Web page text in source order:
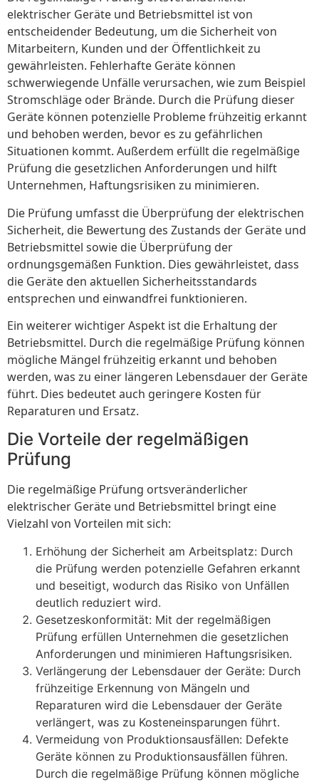
elektrischer Geräte und Betriebsmittel ist von
entscheidender Bedeutung, um die Sicherheit von
Mitarbeitern, Kunden und der Öffentlichkeit zu
gewährleisten. Fehlerhafte Geräte können
schwerwiegende Unfälle verursachen, wie zum Beispiel
Stromschläge oder Brände. Durch die Prüfung dieser
Geräte können potenzielle Probleme frühzeitig erkannt
und behoben werden, bevor es zu gefährlichen
Situationen kommt. Außerdem erfüllt die regelmäßige
Prüfung die gesetzlichen Anforderungen und hilft
Unternehmen, Haftungsrisiken zu minimieren.
Die Prüfung umfasst die Überprüfung der elektrischen
Sicherheit, die Bewertung des Zustands der Geräte und
Betriebsmittel sowie die Überprüfung der
ordnungsgemäßen Funktion. Dies gewährleistet, dass
die Geräte den aktuellen Sicherheitsstandards
entsprechen und einwandfrei funktionieren.
Ein weiterer wichtiger Aspekt ist die Erhaltung der
Betriebsmittel. Durch die regelmäßige Prüfung können
mögliche Mängel frühzeitig erkannt und behoben
werden, was zu einer längeren Lebensdauer der Geräte
führt. Dies bedeutet auch geringere Kosten für
Reparaturen und Ersatz.
Die Vorteile der regelmäßigen
Prüfung
Die regelmäßige Prüfung ortsveränderlicher
elektrischer Geräte und Betriebsmittel bringt eine
Vielzahl von Vorteilen mit sich:
Erhöhung der Sicherheit am Arbeitsplatz: Durch
die Prüfung werden potenzielle Gefahren erkannt
und beseitigt, wodurch das Risiko von Unfällen
deutlich reduziert wird.
Gesetzeskonformität: Mit der regelmäßigen
Prüfung erfüllen Unternehmen die gesetzlichen
Anforderungen und minimieren Haftungsrisiken.
Verlängerung der Lebensdauer der Geräte: Durch
frühzeitige Erkennung von Mängeln und
Reparaturen wird die Lebensdauer der Geräte
verlängert, was zu Kosteneinsparungen führt.
Vermeidung von Produktionsausfällen: Defekte
Geräte können zu Produktionsausfällen führen.
Durch die regelmäßige Prüfung können mögliche